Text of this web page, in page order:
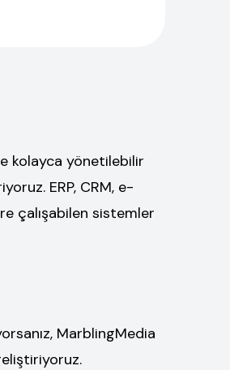
kolayca yönetilebilir
ERP, CRM, e-
çalışabilen sistemler
MarblingMedia